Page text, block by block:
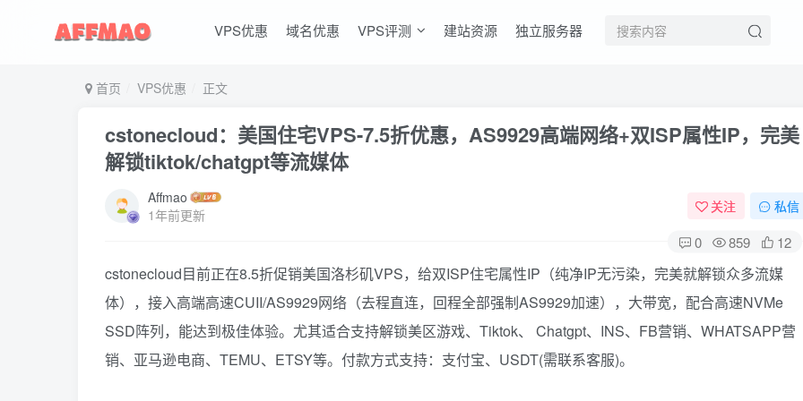
VPS优惠 域名优惠 VPS评测 建站资源 独立服务器
首页 VPS优惠 正文
cstonecloud：美国住宅VPS-7.5折优惠，AS9929高端网络+双ISP属性IP，完美
解锁tiktok/chatgpt等流媒体
Affmao
1年前更新
关注 私信
0 859 12
cstonecloud目前正在8.5折促销美国洛杉矶VPS，给双ISP住宅属性IP（纯净IP无污染，完美就解锁众多流媒
体），接入高端高速CUII/AS9929网络（去程直连，回程全部强制AS9929加速），大带宽，配合高速NVMe
SSD阵列，能达到极佳体验。尤其适合支持解锁美区游戏、Tiktok、 Chatgpt、INS、FB营销、WHATSAPP营
销、亚马逊电商、TEMU、ETSY等。付款方式支持：支付宝、USDT(需联系客服)。